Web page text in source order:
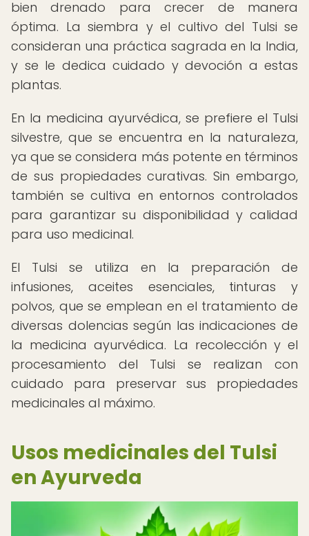
bien drenado para crecer de manera
óptima. La siembra y el cultivo del Tulsi se
consideran una práctica sagrada en la India,
y se le dedica cuidado y devoción a estas
plantas.
En la medicina ayurvédica, se prefiere el Tulsi
silvestre, que se encuentra en la naturaleza,
ya que se considera más potente en términos
de sus propiedades curativas. Sin embargo,
también se cultiva en entornos controlados
para garantizar su disponibilidad y calidad
para uso medicinal.
El Tulsi se utiliza en la preparación de
infusiones, aceites esenciales, tinturas y
polvos, que se emplean en el tratamiento de
diversas dolencias según las indicaciones de
la medicina ayurvédica. La recolección y el
procesamiento del Tulsi se realizan con
cuidado para preservar sus propiedades
medicinales al máximo.
Usos medicinales del Tulsi
en Ayurveda